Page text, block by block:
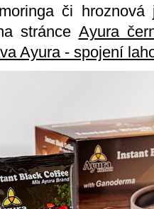
či
stránce Ayura
Ayura - spojení